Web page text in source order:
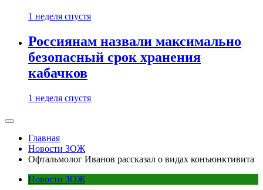
1 неделя спустя
Россиянам назвали максимально
безопасный срок хранения
кабачков
1 неделя спустя
Главная
Новости ЗОЖ
Офтальмолог Иванов рассказал о видах конъюнктивита
Новости ЗОЖ